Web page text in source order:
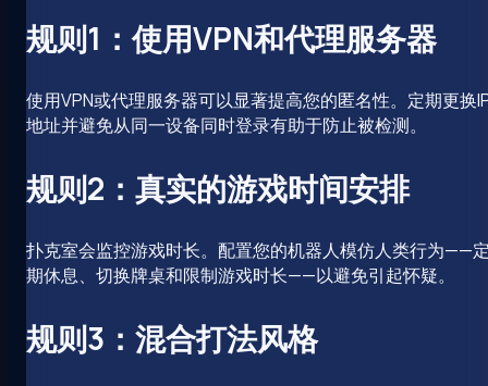
规则1：使用VPN和代理服务器
使用VPN或代理服务器可以显著提高您的匿名性。定期更换
地址并避免从同一设备同时登录有助于防止被检测。
规则2：真实的游戏时间安排
扑克室会监控游戏时长。配置您的机器人模仿人类行为——
期休息、切换牌桌和限制游戏时长——以避免引起怀疑。
规则3：混合打法风格